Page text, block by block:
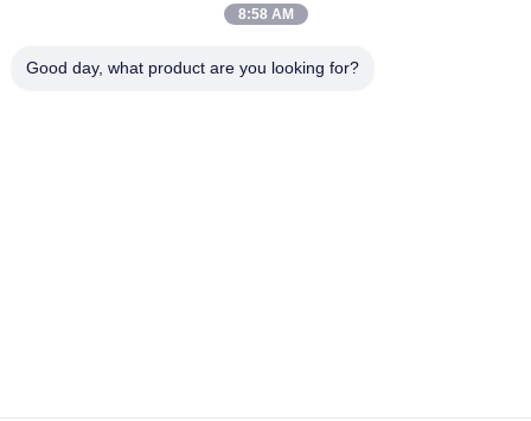
8:58 AM
Good day, what product are you looking for?